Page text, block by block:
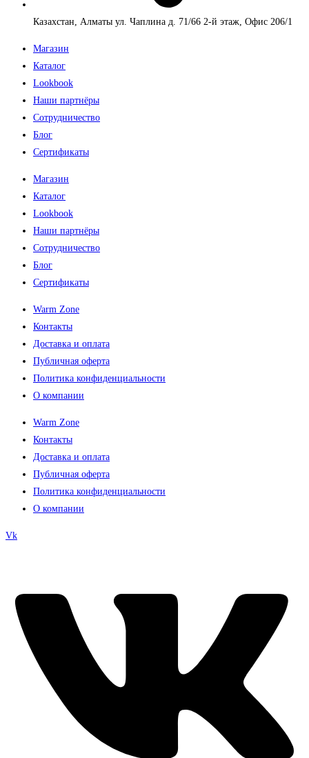
Казахстан, Алматы ул. Чаплина д. 71/66 2-й этаж, Офис 206/1
Магазин
Каталог
Lookbook
Наши партнёры
Сотрудничество
Блог
Сертификаты
Магазин
Каталог
Lookbook
Наши партнёры
Сотрудничество
Блог
Сертификаты
Warm Zone
Контакты
Доставка и оплата
Публичная оферта
Политика конфиденциальности
О компании
Warm Zone
Контакты
Доставка и оплата
Публичная оферта
Политика конфиденциальности
О компании
Vk